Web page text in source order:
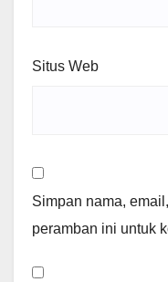
Situs Web
Simpan nama,
peramban ini untuk